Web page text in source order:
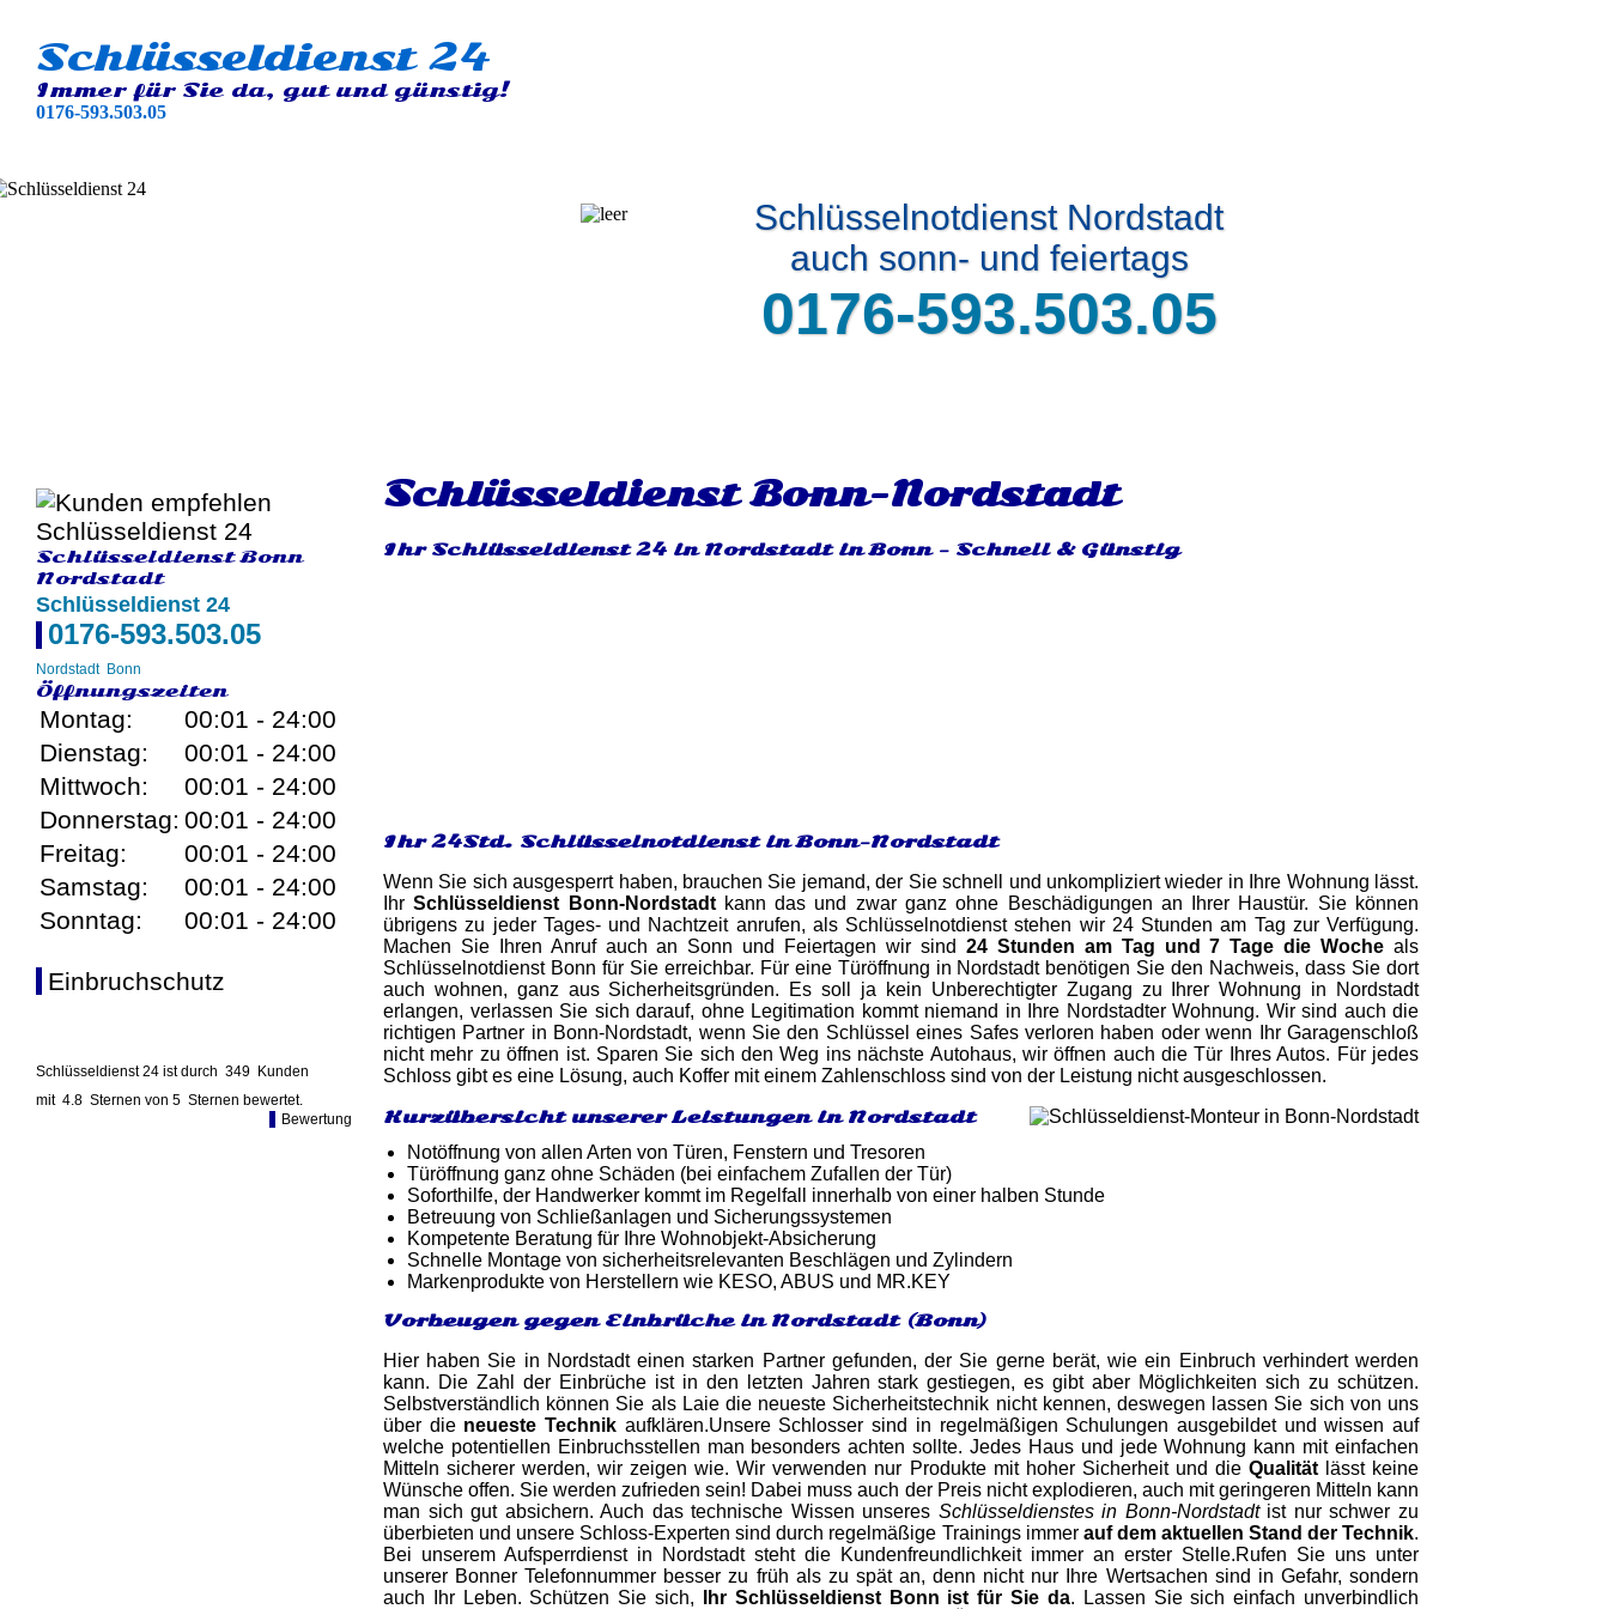
Schlüsseldienst 24
Immer für Sie da, gut und günstig!
0176-593.503.05
Schlüsselnotdienst Nordstadt
auch sonn- und feiertags
0176-593.503.05
Schlüsseldienst Bonn
Nordstadt
Schlüsseldienst 24
0176-593.503.05
Nordstadt Bonn
Öffnungszeiten
Montag:
00:01 - 24:00
Dienstag:
00:01 - 24:00
Mittwoch:
00:01 - 24:00
Donnerstag: 00:01 - 24:00
Freitag:
00:01 - 24:00
Samstag:
00:01 - 24:00
Sonntag:
00:01 - 24:00
Einbruchschutz
Schlüsseldienst 24 ist durch 349 Kunden
mit 4.8 Sternen von 5 Sternen bewertet.
Bewertung
Schlüsseldienst Bonn-Nordstadt
Ihr Schlüsseldienst 24 in Nordstadt in Bonn - Schnell & Günstig
Ihr 24Std. Schlüsselnotdienst in Bonn-Nordstadt
Wenn Sie sich ausgesperrt haben, brauchen Sie jemand, der Sie schnell und unkompliziert wieder in Ihre Wohnung lässt.
IhrSchlüsseldienst Bonn-Nordstadtkann das und zwar ganz ohne Beschädigungen an Ihrer Haustür. Sie können
übrigens zu jeder Tages- und Nachtzeit anrufen, als Schlüsselnotdienst stehen wir 24 Stunden am Tag zur Verfügung.
Machen Sie Ihren Anruf auch an Sonn und Feiertagen wir sind 24 Stunden am Tag und 7 Tage die Woche als
Schlüsselnotdienst Bonn für Sie erreichbar. Für eine Türöffnung in Nordstadt benötigen Sie den Nachweis, dass Sie dort
auch wohnen, ganz aus Sicherheitsgründen. Es soll ja kein Unberechtigter Zugang zu Ihrer Wohnung in Nordstadt
erlangen, verlassen Sie sich darauf, ohne Legitimation kommt niemand in Ihre Nordstadter Wohnung. Wir sind auch die
richtigen Partner in Bonn-Nordstadt, wenn Sie den Schlüssel eines Safes verloren haben oder wenn Ihr Garagenschloß
nicht mehr zu öffnen ist. Sparen Sie sich den Weg ins nächste Autohaus, wir öffnen auch die Tür Ihres Autos. Für jedes
Schloss gibt es eine Lösung, auch Koffer mit einem Zahlenschloss sind von der Leistung nicht ausgeschlossen.
Kurzübersicht unserer Leistungen in Nordstadt
Notöffnung von allen Arten von Türen, Fenstern und Tresoren
Türöffnung ganz ohne Schäden (bei einfachem Zufallen der Tür)
Soforthilfe, der Handwerker kommt im Regelfall innerhalb von einer halben Stunde
Betreuung von Schließanlagen und Sicherungssystemen
Kompetente Beratung für Ihre Wohnobjekt-Absicherung
Schnelle Montage von sicherheitsrelevanten Beschlägen und Zylindern
Markenprodukte von Herstellern wie KESO, ABUS und MR.KEY
Vorbeugen gegen Einbrüche in Nordstadt (Bonn)
Hier haben Sie in Nordstadt einen starken Partner gefunden, der Sie gerne berät, wie ein Einbruch verhindert werden
kann. Die Zahl der Einbrüche ist in den letzten Jahren stark gestiegen, es gibt aber Möglichkeiten sich zu schützen.
Selbstverständlich können Sie als Laie die neueste Sicherheitstechnik nicht kennen, deswegen lassen Sie sich von uns
über die neueste Technik aufklären.Unsere Schlosser sind in regelmäßigen Schulungen ausgebildet und wissen auf
welche potentiellen Einbruchsstellen man besonders achten sollte. Jedes Haus und jede Wohnung kann mit einfachen
Mitteln sicherer werden, wir zeigen wie. Wir verwenden nur Produkte mit hoher Sicherheit und die Qualitätlässt keine
Wünsche offen. Sie werden zufrieden sein! Dabei muss auch der Preis nicht explodieren, auch mit geringeren Mitteln kann
man sich gut absichern. Auch das technische Wissen unseres Schlüsseldienstes in Bonn-Nordstadtist nur schwer zu
überbieten und unsere Schloss-Experten sind durch regelmäßige Trainings immer auf dem aktuellen Stand der Technik.
Bei unserem Aufsperrdienst in Nordstadt steht die Kundenfreundlichkeit immer an erster Stelle.Rufen Sie uns unter
unserer Bonner Telefonnummer besser zu früh als zu spät an, denn nicht nur Ihre Wertsachen sind in Gefahr, sondern
auch Ihr Leben. Schützen Sie sich,
Ihr Schlüsseldienst Bonn ist für Sie da. Lassen Sie sich einfach unverbindlich